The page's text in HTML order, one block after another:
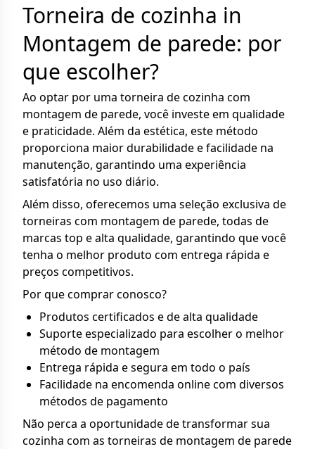
Torneira de cozinha in
Montagem de parede: por
que escolher?
Ao optar por uma torneira de cozinha com
montagem de parede, você investe em qualidade
e praticidade. Além da estética, este método
proporciona maior durabilidade e facilidade na
manutenção, garantindo uma experiência
satisfatória no uso diário.
Além disso, oferecemos uma seleção exclusiva de
torneiras com montagem de parede, todas de
marcas top e alta qualidade, garantindo que você
tenha o melhor produto com entrega rápida e
preços competitivos.
Por que comprar conosco?
Produtos certificados e de alta qualidade
Suporte especializado para escolher o melhor
método de montagem
Entrega rápida e segura em todo o país
Facilidade na encomenda online com diversos
métodos de pagamento
Não perca a oportunidade de transformar sua
cozinha com as torneiras de montagem de parede